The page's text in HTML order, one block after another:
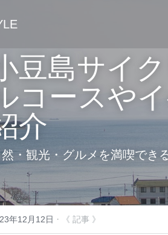
豆島サイ
コースや
介
・観光・グルメを満喫でき
年12月12日 · 《 記事 》